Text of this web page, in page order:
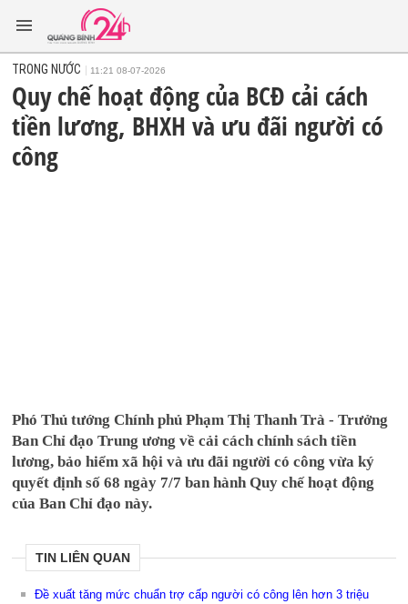
TRONG NƯỚC 11:21 08-07-2026
Quy chế hoạt động của BCĐ cải cách
tiền lương, BHXH và ưu đãi người có
công
Phó Thủ tướng Chính phủ Phạm Thị Thanh Trà - Trưởng
Ban Chỉ đạo Trung ương về cải cách chính sách tiền
lương, bảo hiểm xã hội và ưu đãi người có công vừa ký
quyết định số 68 ngày 7/7 ban hành Quy chế hoạt động
của Ban Chỉ đạo này.
TIN LIÊN QUAN
Đề xuất tăng mức chuẩn trợ cấp người có công lên hơn 3 triệu